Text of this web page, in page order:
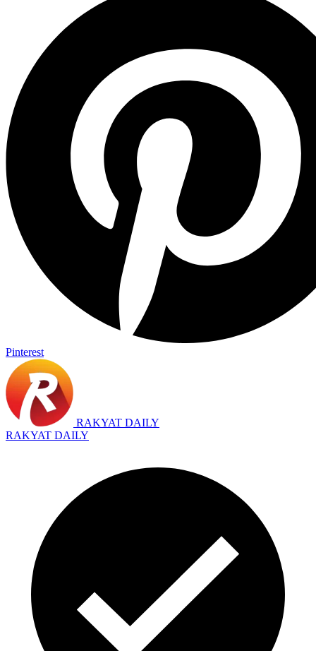
Pinterest
RAKYAT DAILY
RAKYAT DAILY